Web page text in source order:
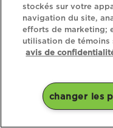
stockés sur votre
navigation du site,
efforts de marketing;
utilisation de témoins
avis de
changer les